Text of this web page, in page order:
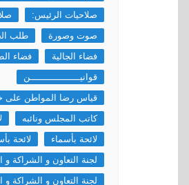
صلاحيات الرئيس:
صوت وصورة
طلب
فضاء الجالية
فضاء
قوانيــــــــــــــــــن
قياس رضا المواطن على
كاتب المجلس ونائبه
لائحة بأسماء
لائحة
لجنة التعاون و الشراكة و
لجنة التعاون و الشراكة و